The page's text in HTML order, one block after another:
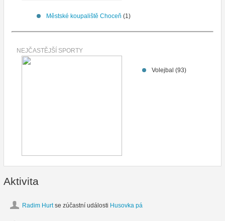
Městské koupaliště Choceň (1)
NEJČASTĚJŠÍ SPORTY
Volejbal (93)
Aktivita
Radim Hurtse zúčastní události Husovka pá